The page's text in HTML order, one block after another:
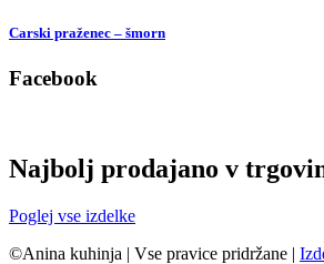
Carski praženec – šmorn
Facebook
Najbolj prodajano v
Poglej vse izdelke
©Anina kuhinja | Vse pravice pridržane |